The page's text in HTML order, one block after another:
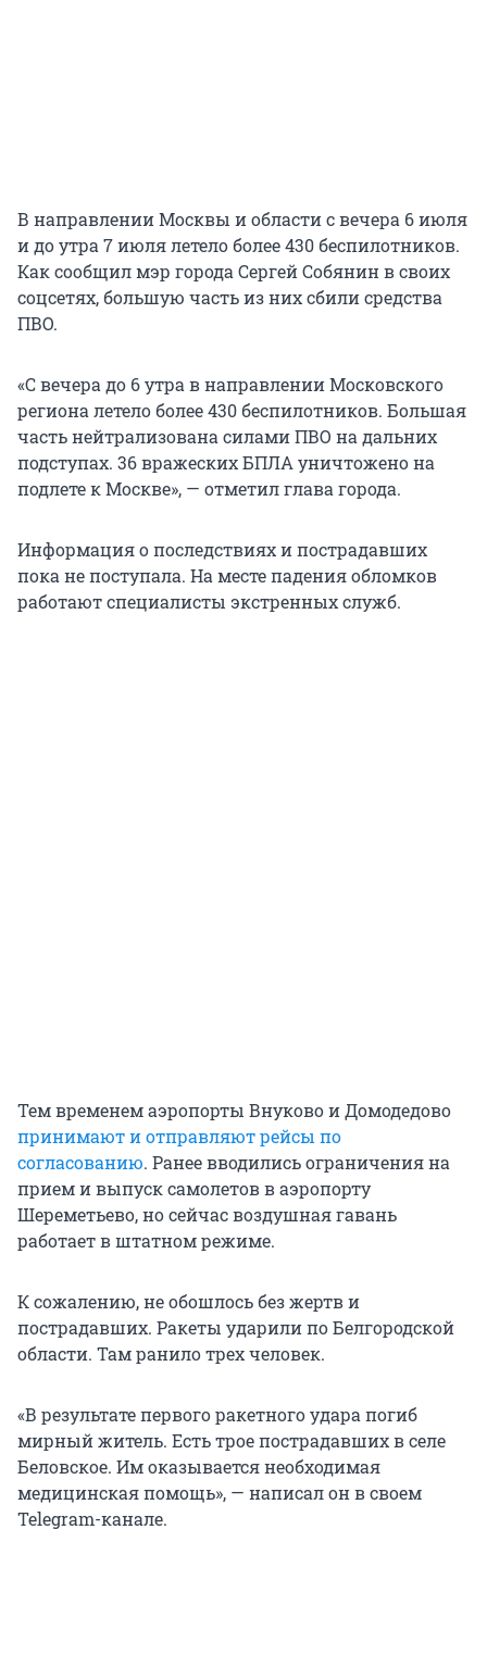
В направлении Москвы и области с вечера 6 июля
и до утра 7 июля летело более 430 беспилотников.
Как сообщил мэр города Сергей Собянин в своих
соцсетях, большую часть из них сбили средства
ПВО.
«С вечера до 6 утра в направлении Московского
региона летело более 430 беспилотников. Большая
часть нейтрализована силами ПВО на дальних
подступах. 36 вражеских БПЛА уничтожено на
подлете к Москве», — отметил глава города.
Информация о последствиях и пострадавших
пока не поступала. На месте падения обломков
работают специалисты экстренных служб.
Тем временем аэропорты Внуково и Домодедово
принимают и отправляют рейсы по
согласованию. Ранее вводились ограничения на
прием и выпуск самолетов в аэропорту
Шереметьево, но сейчас воздушная гавань
работает в штатном режиме.
К сожалению, не обошлось без жертв и
пострадавших. Ракеты ударили по Белгородской
области. Там ранило трех человек.
«В результате первого ракетного удара погиб
мирный житель. Есть трое пострадавших в селе
Беловское. Им оказывается необходимая
медицинская помощь», — написал он в своем
Telegram-канале.